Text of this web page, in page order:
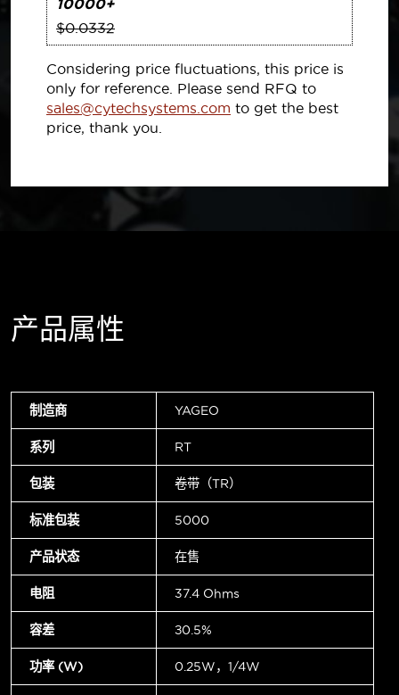
10000+
$0.0332
Considering price fluctuations, this price is
only for reference. Please send RFQ to
sales@cytechsystems.com to get the best
price, thank you.
产品属性
制造商 YAGEO
系列 RT
包装 卷带（TR）
标准包装 5000
产品状态 在售
电阻 37.4 Ohms
容差 ±0.5%
功率 (W) 0.25W，1/4W